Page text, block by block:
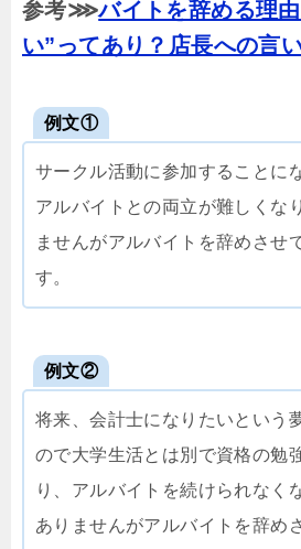
参考⋙バイトを辞める理
い”ってあり？店長への言
例文①
サークル活動に参加することに
アルバイトとの両立が難しくな
ませんがアルバイトを辞めさせ
す。
例文②
将来、会計士になりたいという
ので大学生活とは別で資格の勉
り、アルバイトを続けられなく
ありませんがアルバイトを辞め